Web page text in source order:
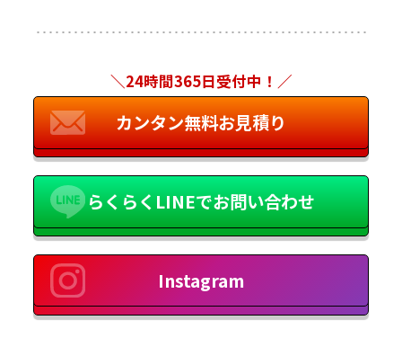
＼24時間365日受付中！／
カンタン無料お見積り
らくらくLINEでお問い合わせ
Instagram